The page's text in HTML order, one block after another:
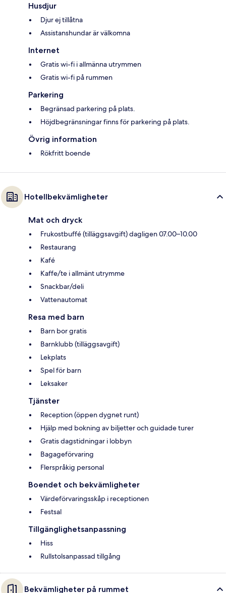
Husdjur
Djur ej tillåtna
Assistanshundar är välkomna
Internet
Gratis wi-fi i allmänna utrymmen
Gratis wi-fi på rummen
Parkering
Begränsad parkering på plats.
Höjdbegränsningar finns för parkering på plats.
Övrig information
Rökfritt boende
Hotellbekvämligheter
Mat och dryck
Frukostbuffé (tilläggsavgift) dagligen 07.00–10.00
Restaurang
Kafé
Kaffe/te i allmänt utrymme
Snackbar/deli
Vattenautomat
Resa med barn
Barn bor gratis
Barnklubb (tilläggsavgift)
Lekplats
Spel för barn
Leksaker
Tjänster
Reception (öppen dygnet runt)
Hjälp med bokning av biljetter och guidade turer
Gratis dagstidningar i lobbyn
Bagageförvaring
Flerspråkig personal
Boendet och bekvämligheter
Värdeförvaringsskåp i receptionen
Festsal
Tillgänglighetsanpassning
Hiss
Rullstolsanpassad tillgång
Bekvämligheter på rummet